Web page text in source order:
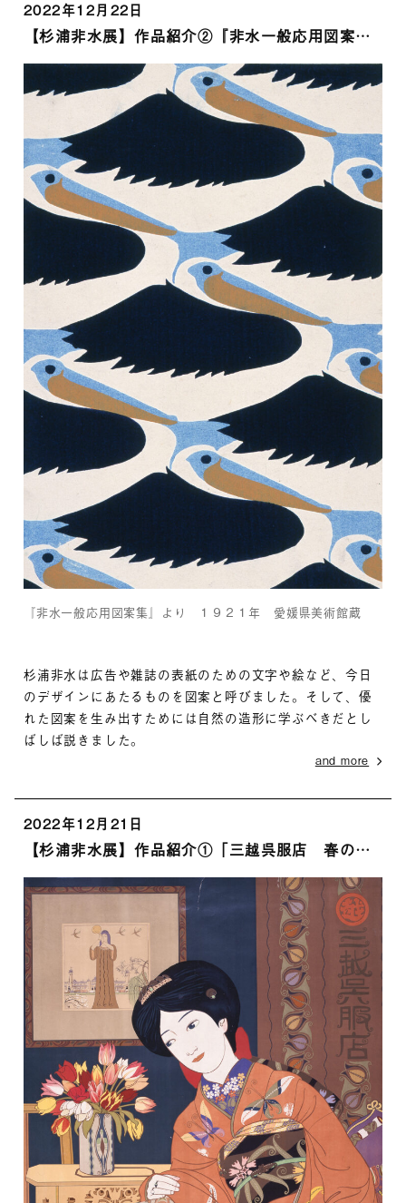
2022年12月22日
【杉浦非水展】作品紹介②『非水一般応用図案集』より
『非水一般応用図案集』より １９２１年 愛媛県美術館蔵
杉浦非水は広告や雑誌の表紙のための文字や絵など、今日
のデザインにあたるものを図案と呼びました。そして、優
れた図案を生み出すためには自然の造形に学ぶべきだとし
ばしば説きました。
and more
2022年12月21日
【杉浦非水展】作品紹介①「三越呉服店 春の新柄陳列会」